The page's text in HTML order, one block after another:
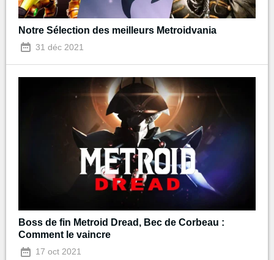
Notre Sélection des meilleurs Metroidvania
31 déc 2021
Boss de fin Metroid Dread, Bec de Corbeau :
Comment le vaincre
17 oct 2021